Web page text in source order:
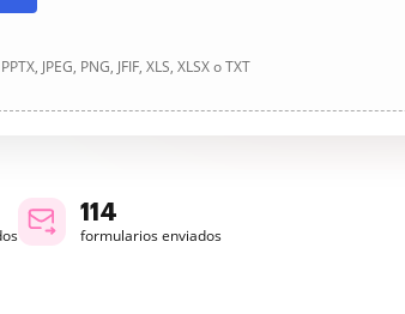
JPEG, PNG, JFIF, XLS, XLSX o TXT
114
formularios enviados